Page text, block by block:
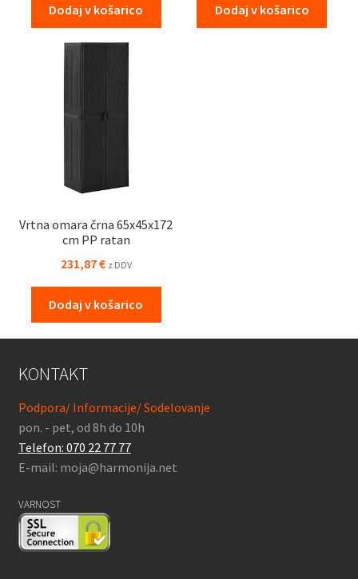
Dodaj v košarico Dodaj v košarico
Vrtna omara črna 65x45x172
cm PP ratan
231,87€ z DDV
Dodaj v košarico
KONTAKT
Podpora/ Informacije/ Sodelovanje
pon. - pet, od 8h do 10h
Telefon: 070 22 77 77
E-mail: moja@harmonija.net
VARNOST